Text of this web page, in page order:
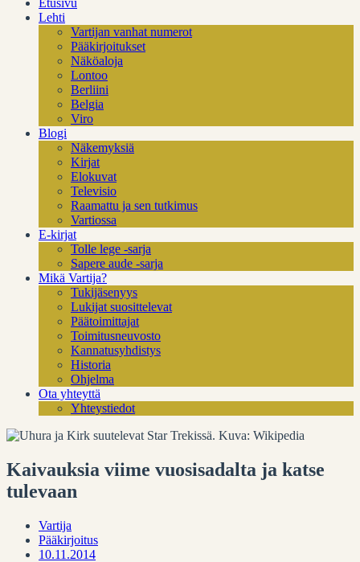
Etusivu
Lehti
Vartijan vanhat numerot
Pääkirjoitukset
Näköaloja
Lontoo
Berliini
Belgia
Viro
Blogi
Näkemyksiä
Kirjat
Elokuvat
Televisio
Raamattu ja sen tutkimus
Vartiossa
E-kirjat
Tolle lege -sarja
Sapere aude -sarja
Mikä Vartija?
Tukijäsenyys
Lukijat suosittelevat
Päätoimittajat
Toimitusneuvosto
Kannatusyhdistys
Historia
Ohjelma
Ota yhteyttä
Yhteystiedot
Kaivauksia viime vuosisadalta ja katse
tulevaan
Vartija
Pääkirjoitus
10.11.2014